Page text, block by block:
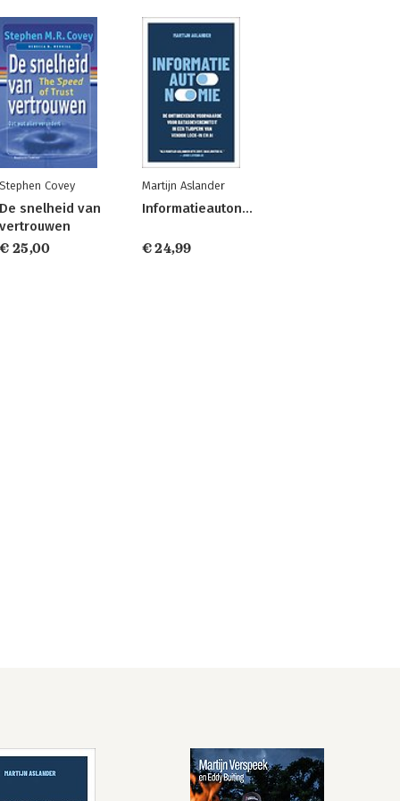
Stephen Covey
De snelheid van
vertrouwen
€ 25,00
Martijn Aslander
Informatieautonomie
€ 24,99